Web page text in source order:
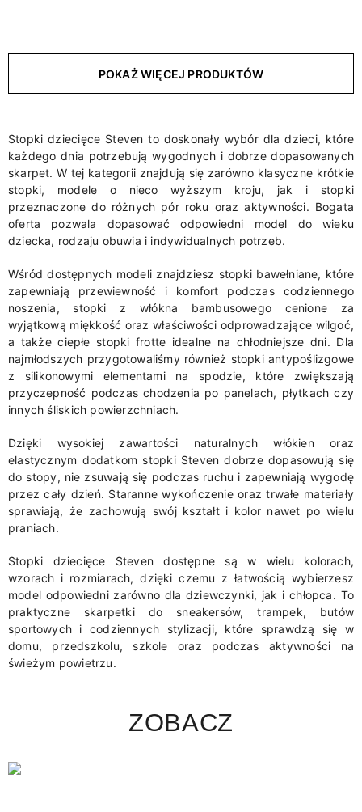
POKAŻ WIĘCEJ PRODUKTÓW
Stopki dziecięce Steven to doskonały wybór dla dzieci, które
każdego dnia potrzebują wygodnych i dobrze dopasowanych
skarpet. W tej kategorii znajdują się zarówno klasyczne krótkie
stopki, modele o nieco wyższym kroju, jak i stopki
przeznaczone do różnych pór roku oraz aktywności. Bogata
oferta pozwala dopasować odpowiedni model do wieku
dziecka, rodzaju obuwia i indywidualnych potrzeb.
Wśród dostępnych modeli znajdziesz stopki bawełniane, które
zapewniają przewiewność i komfort podczas codziennego
noszenia, stopki z włókna bambusowego cenione za
wyjątkową miękkość oraz właściwości odprowadzające wilgoć,
a także ciepłe stopki frotte idealne na chłodniejsze dni. Dla
najmłodszych przygotowaliśmy również stopki antypoślizgowe
z silikonowymi elementami na spodzie, które zwiększają
przyczepność podczas chodzenia po panelach, płytkach czy
innych śliskich powierzchniach.
Dzięki wysokiej zawartości naturalnych włókien oraz
elastycznym dodatkom stopki Steven dobrze dopasowują się
do stopy, nie zsuwają się podczas ruchu i zapewniają wygodę
przez cały dzień. Staranne wykończenie oraz trwałe materiały
sprawiają, że zachowują swój kształt i kolor nawet po wielu
praniach.
Stopki dziecięce Steven dostępne są w wielu kolorach,
wzorach i rozmiarach, dzięki czemu z łatwością wybierzesz
model odpowiedni zarówno dla dziewczynki, jak i chłopca. To
praktyczne skarpetki do sneakersów, trampek, butów
sportowych i codziennych stylizacji, które sprawdzą się w
domu, przedszkolu, szkole oraz podczas aktywności na
świeżym powietrzu.
ZOBACZ